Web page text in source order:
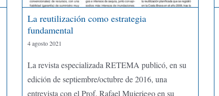
La reutilización como estrategia
fundamental
4 agosto 2021
La revista especializada RETEMA publicó, en su
edición de septiembre/octubre de 2016, una
entrevista con el Prof. Rafael Mujeriego en su